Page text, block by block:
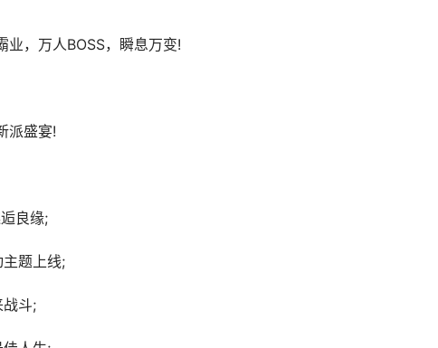
业，万人BOSS，瞬息万变!
派盛宴!
良缘;
题上线;
斗;